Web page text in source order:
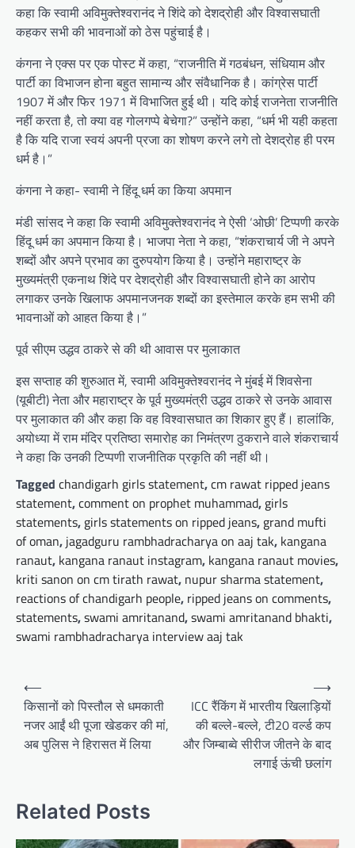
कहा कि स्वामी अविमुक्तेश्वरानंद ने शिंदे को देशद्रोही और विश्वासघाती
कहकर सभी की भावनाओं को ठेस पहुंचाई है।
कंगना ने एक्स पर एक पोस्ट में कहा, “राजनीति में गठबंधन, संधियाम और
पार्टी का विभाजन होना बहुत सामान्य और संवैधानिक है। कांग्रेस पार्टी
1907 में और फिर 1971 में विभाजित हुई थी। यदि कोई राजनेता राजनीति
नहीं करता है, तो क्या वह गोलगप्पे बेचेगा?” उन्होंने कहा, “धर्म भी यही कहता
है कि यदि राजा स्वयं अपनी प्रजा का शोषण करने लगे तो देशद्रोह ही परम
धर्म है।”
कंगना ने कहा- स्वामी ने हिंदू धर्म का किया अपमान
मंडी सांसद ने कहा कि स्वामी अविमुक्तेश्वरानंद ने ऐसी ‘ओछी’ टिप्पणी करके
हिंदू धर्म का अपमान किया है। भाजपा नेता ने कहा, “शंकराचार्य जी ने अपने
शब्दों और अपने प्रभाव का दुरुपयोग किया है। उन्होंने महाराष्ट्र के
मुख्यमंत्री एकनाथ शिंदे पर देशद्रोही और विश्वासघाती होने का आरोप
लगाकर उनके खिलाफ अपमानजनक शब्दों का इस्तेमाल करके हम सभी की
भावनाओं को आहत किया है।”
पूर्व सीएम उद्धव ठाकरे से की थी आवास पर मुलाकात
इस सप्ताह की शुरुआत में, स्वामी अविमुक्तेश्वरानंद ने मुंबई में शिवसेना
(यूबीटी) नेता और महाराष्ट्र के पूर्व मुख्यमंत्री उद्धव ठाकरे से उनके आवास
पर मुलाकात की और कहा कि वह विश्वासघात का शिकार हुए हैं। हालांकि,
अयोध्या में राम मंदिर प्रतिष्ठा समारोह का निमंत्रण ठुकराने वाले शंकराचार्य
ने कहा कि उनकी टिप्पणी राजनीतिक प्रकृति की नहीं थी।
Tagged chandigarh girls statement,cm rawat ripped jeans
statement,comment on prophet muhammad, girls
statements, girls statements on ripped jeans, grand mufti
of oman, jagadguru rambhadracharya on aaj tak, kangana
ranaut, kangana ranaut instagram, kangana ranaut movies,
kriti sanon on cm tirath rawat, nupur sharma statement,
reactions of chandigarh people, ripped jeans on comments,
statements,swami amritanand,swami amritanand bhakti,
swami rambhadracharya interview aaj tak
Post
navigation
⟵
किसानों को पिस्तौल से धमकाती
नजर आईं थी पूजा खेडकर की मां,
अब पुलिस ने हिरासत में लिया
ICC रैंकिंग में भारतीय खिलाड़ियों
की बल्ले-बल्ले, टी20 वर्ल्ड कप
और जिम्बाब्वे सीरीज जीतने के बाद
लगाई ऊंची छलांग
⟶
Related Posts